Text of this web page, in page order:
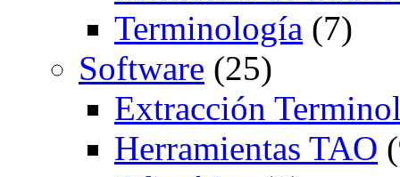
Terminología (7)
Software (25)
Extracción
Herramientas TAO